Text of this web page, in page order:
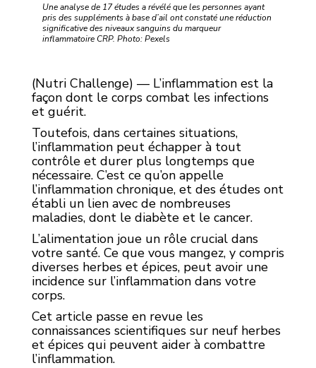
Une analyse de 17 études a révélé que les personnes ayant
pris des suppléments à base d’ail ont constaté une réduction
significative des niveaux sanguins du marqueur
inflammatoire CRP. Photo: Pexels
(Nutri Challenge) — L’inflammation est la
façon dont le corps combat les infections
et guérit.
Toutefois, dans certaines situations,
l’inflammation peut échapper à tout
contrôle et durer plus longtemps que
nécessaire. C’est ce qu’on appelle
l’inflammation chronique, et des études ont
établi un lien avec de nombreuses
maladies, dont le diabète et le cancer.
L’alimentation joue un rôle crucial dans
votre santé. Ce que vous mangez, y compris
diverses herbes et épices, peut avoir une
incidence sur l’inflammation dans votre
corps.
Cet article passe en revue les
connaissances scientifiques sur neuf herbes
et épices qui peuvent aider à combattre
l’inflammation.